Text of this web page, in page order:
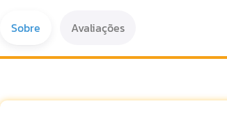
Sobre Avaliações